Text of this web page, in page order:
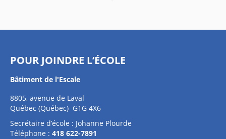
POUR JOINDRE L’ÉCOLE
Bâtiment de l'Escale
8805, avenue de Laval
Québec (Québec) G1G 4X6
Secrétaire d’école : Johanne Plourde
Téléphone : 418 622-7891